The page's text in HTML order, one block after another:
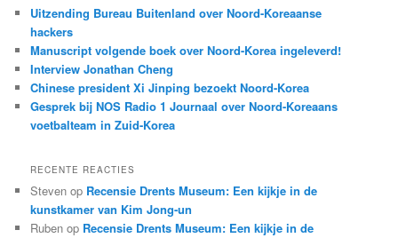
n
Uitzending Bureau Buitenland over Noord-Koreaanse
hackers
Manuscript volgende boek over Noord-Korea ingeleverd!
Interview Jonathan Cheng
Chinese president Xi Jinping bezoekt Noord-Korea
Gesprek bij NOS Radio 1 Journaal over Noord-Koreaans
voetbalteam in Zuid-Korea
RECENTE REACTIES
Steven op Recensie Drents Museum: Een kijkje in de
kunstkamer van Kim Jong-un
Ruben op Recensie Drents Museum: Een kijkje in de